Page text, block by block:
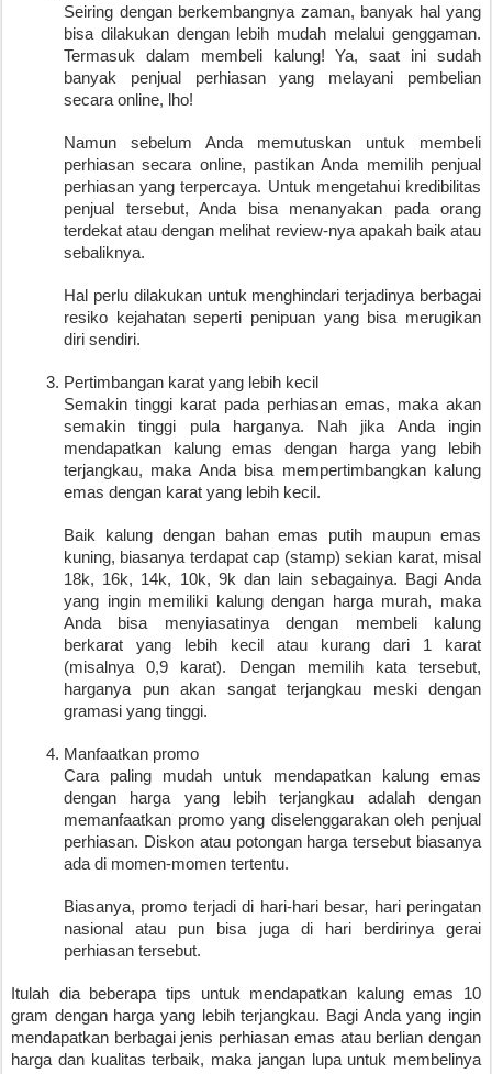
Seiring dengan berkembangnya zaman, banyak hal yang
bisa dilakukan dengan lebih mudah melalui genggaman.
Termasuk dalam membeli kalung! Ya, saat ini sudah
banyak penjual perhiasan yang melayani pembelian
secara online, lho!
Namun sebelum Anda memutuskan untuk membeli
perhiasan secara online, pastikan Anda memilih penjual
perhiasan yang terpercaya. Untuk mengetahui kredibilitas
penjual tersebut, Anda bisa menanyakan pada orang
terdekat atau dengan melihat review-nya apakah baik atau
sebaliknya.
Hal perlu dilakukan untuk menghindari terjadinya berbagai
resiko kejahatan seperti penipuan yang bisa merugikan
diri sendiri.
Pertimbangan karat yang lebih kecil
Semakin tinggi karat pada perhiasan emas, maka akan
semakin tinggi pula harganya. Nah jika Anda ingin
mendapatkan kalung emas dengan harga yang lebih
terjangkau, maka Anda bisa mempertimbangkan kalung
emas dengan karat yang lebih kecil.
Baik kalung dengan bahan emas putih maupun emas
kuning, biasanya terdapat cap (stamp) sekian karat, misal
18k, 16k, 14k, 10k, 9k dan lain sebagainya. Bagi Anda
yang ingin memiliki kalung dengan harga murah, maka
Anda bisa menyiasatinya dengan membeli kalung
berkarat yang lebih kecil atau kurang dari 1 karat
(misalnya 0,9 karat). Dengan memilih kata tersebut,
harganya pun akan sangat terjangkau meski dengan
gramasi yang tinggi.
Manfaatkan promo
Cara paling mudah untuk mendapatkan kalung emas
dengan harga yang lebih terjangkau adalah dengan
memanfaatkan promo yang diselenggarakan oleh penjual
perhiasan. Diskon atau potongan harga tersebut biasanya
ada di momen-momen tertentu.
Biasanya, promo terjadi di hari-hari besar, hari peringatan
nasional atau pun bisa juga di hari berdirinya gerai
perhiasan tersebut.
Itulah dia beberapa tips untuk mendapatkan kalung emas 10
gram dengan harga yang lebih terjangkau. Bagi Anda yang ingin
mendapatkan berbagai jenis perhiasan emas atau berlian dengan
harga dan kualitas terbaik, maka jangan lupa untuk membelinya